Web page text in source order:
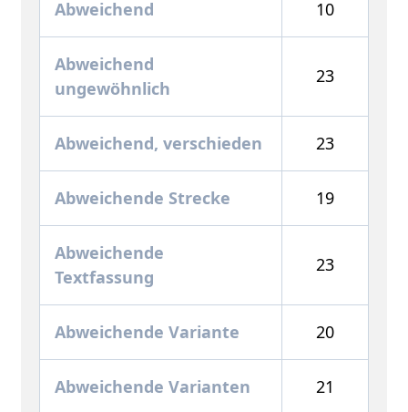
Abweichend 10
Abweichend
ungewöhnlich
23
Abweichend, verschieden 23
Abweichende Strecke 19
Abweichende
Textfassung
23
Abweichende Variante 20
Abweichende Varianten 21